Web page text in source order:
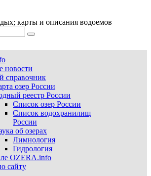
карты и описания водоемов
новости
справочник
озер России
реестр России
Список озер России
Список водохранилищ
России
об озерах
Лимнология
Гидрология
OZERA.info
сайту